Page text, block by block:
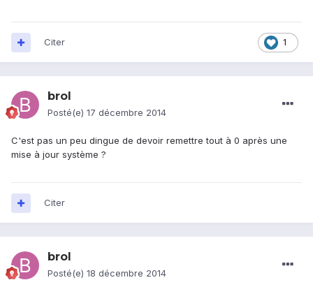
1
Citer
brol
Posté(e) 17 décembre 2014
C'est pas un peu dingue de devoir remettre tout à 0 après une
mise à jour système ?
Citer
brol
Posté(e) 18 décembre 2014